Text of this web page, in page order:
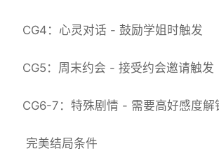
CG4：心灵对话 - 鼓励学姐时触发
CG5：周末约会 - 接受约会邀请触发
CG6-7：特殊剧情 - 需要高好感度解
完美结局条件